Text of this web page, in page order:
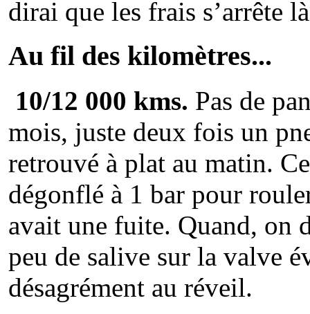
dirai que les frais s’arrête
Au fil des kilomètres...
10/12 000 kms. Pas de
mois, juste deux fois un
retrouvé à plat au matin.
dégonflé à 1 bar pour
avait une fuite. Quand, on
peu de salive sur la valve
désagrément au réveil.